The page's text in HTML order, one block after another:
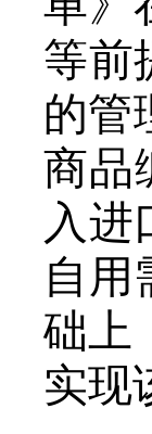
等前
的管
商品
入进
自用
础上
实现